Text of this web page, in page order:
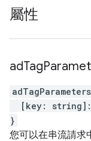
屬性
adTag
adTagParameters
[ key: string] :
}
您可以在串流請求